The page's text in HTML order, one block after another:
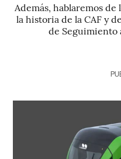
Además, hablaremos
la historia de la CAF y
de Seguimiento